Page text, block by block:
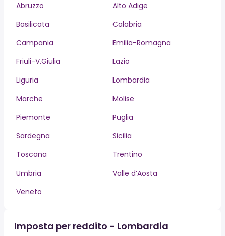
Abruzzo
Alto Adige
Basilicata
Calabria
Campania
Emilia-Romagna
Friuli-V.Giulia
Lazio
Liguria
Lombardia
Marche
Molise
Piemonte
Puglia
Sardegna
Sicilia
Toscana
Trentino
Umbria
Valle d’Aosta
Veneto
Imposta per reddito - Lombardia